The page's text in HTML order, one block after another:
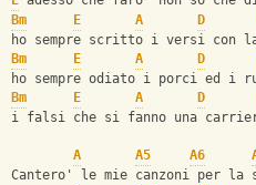
Bm
E A D
ho sempre scritto i versi con
Bm
E A D
ho sempre odiato i porci ed i
Bm
E A D
i falsi che si fanno una
A A5 A6
Cantero' le mie canzoni per